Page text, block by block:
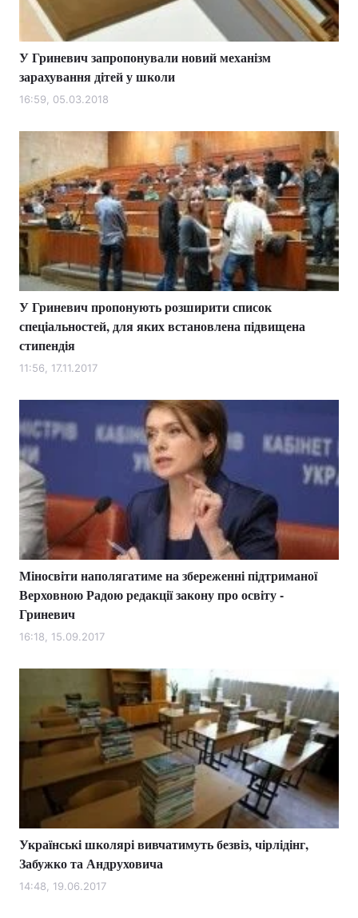
У Гриневич запропонували новий механізм
зарахування дітей у школи
16:59, 05.03.2018
У Гриневич пропонують розширити список
спеціальностей, для яких встановлена підвищена
стипендія
11:56, 17.11.2017
Міносвіти наполягатиме на збереженні підтриманої
Верховною Радою редакції закону про освіту -
Гриневич
16:18, 15.09.2017
Українські школярі вивчатимуть безвіз, чірлідінг,
Забужко та Андруховича
14:48, 19.06.2017